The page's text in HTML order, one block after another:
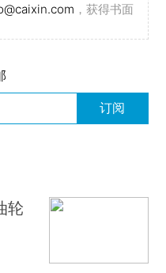
，获得书面
订阅
轮